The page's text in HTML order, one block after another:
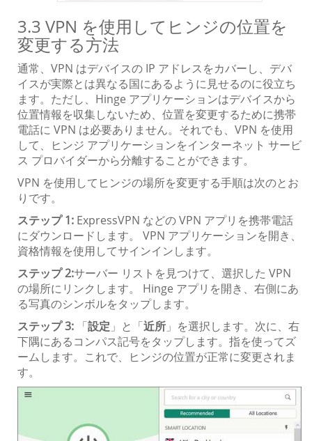
3.3 VPN を使用してヒンジの位置を
変更する方法
通常、VPN はデバイスの IP アドレスをカバーし、デバ
イスが実際とは異なる国にあるように見せるのに役立ち
ます。ただし、Hinge アプリケーションはデバイスから
位置情報を収集しないため、位置を変更するために携帯
電話に VPN は必要ありません。それでも、VPN を使用
して、ヒンジ アプリケーションをインターネット サービ
ス プロバイダーから分離することができます。
VPN を使用してヒンジの場所を変更する手順は次のとお
りです。
ステップ 1: ExpressVPN などの VPN アプリを携帯電話
にダウンロードします。 VPN アプリケーションを開き、
資格情報を使用してサインインします。
ステップ 2:サーバー リストを見つけて、選択した VPN
の場所にリンクします。 Hinge アプリを開き、右側にあ
る写真のシンボルをタップします。
ステップ 3: 「設定 」と「近所 」を選択します。次に、右
下隅にあるコンパス記号をタップします。指を使ってズ
ームします。これで、ヒンジの位置が正常に変更されま
す。